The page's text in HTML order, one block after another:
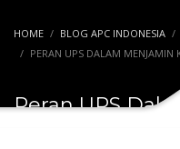
HOME BLOG APC INDONESIA
PERAN UPS DALAM MENJAMIN
Peran UPS